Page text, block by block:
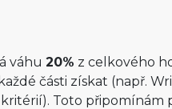
váhu 20% z celkového
části získat (např.
Toto připomínám